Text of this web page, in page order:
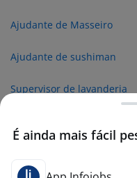
Ajudante de Masseiro
Ajudante de sushiman
Supervisor de lavanderia
É ainda mais fácil